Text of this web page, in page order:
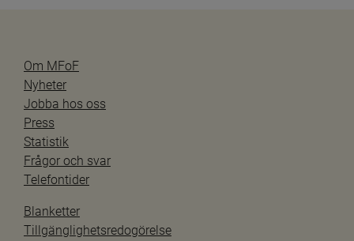
Om MFoF
Nyheter
Jobba hos oss
Press
Statistik
Frågor och svar
Telefontider
Blanketter
Tillgänglighetsredogörelse